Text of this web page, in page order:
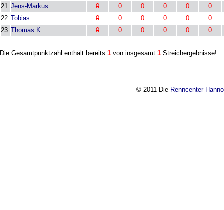
21. Jens-Markus 0 0 0 0 0
0
22. Tobias 0 0 0 0 0
0
23. Thomas K. 0 0 0 0 0 0
Die Gesamtpunktzahl enthält bereits 1 von insgesamt 1 Streichergebnisse!
© 2011 Die Renncenter